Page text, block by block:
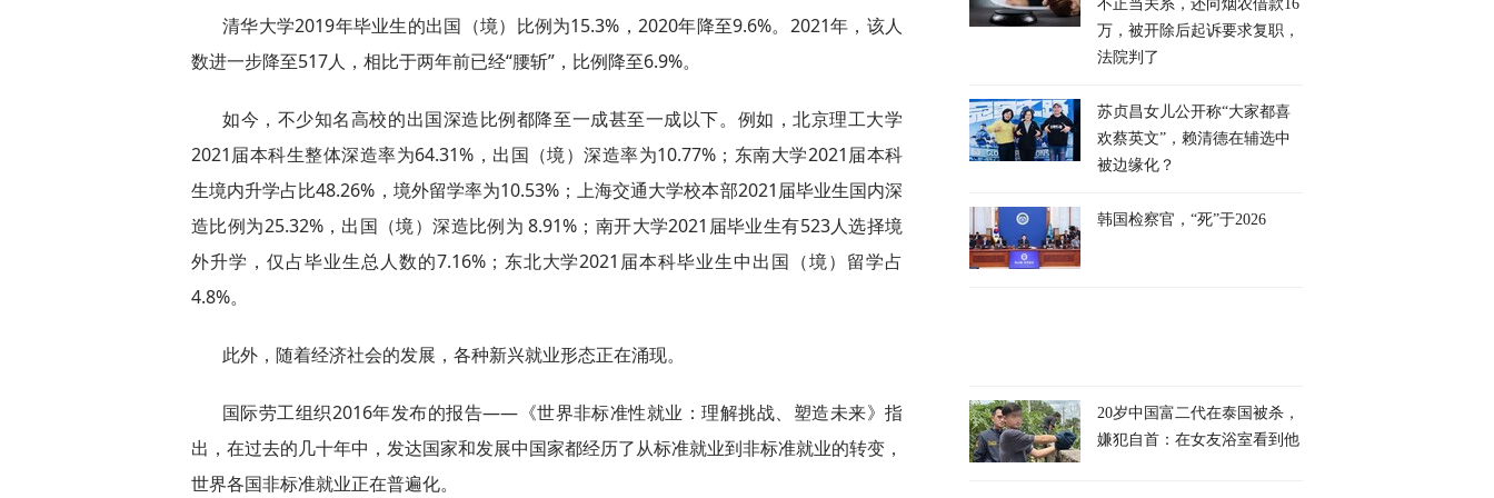
清华大学2019年毕业生的出国（境）比例为15.3%，2020年降至9.6%。2021年，该人
数进一步降至517人，相比于两年前已经“腰斩”，比例降至6.9%。
如今，不少知名高校的出国深造比例都降至一成甚至一成以下。例如，北京理工大学
2021届本科生整体深造率为64.31%，出国（境）深造率为10.77%；东南大学2021届本科
生境内升学占比48.26%，境外留学率为10.53%；上海交通大学校本部2021届毕业生国内深
造比例为25.32%，出国（境）深造比例为 8.91%；南开大学2021届毕业生有523人选择境
外升学，仅占毕业生总人数的7.16%；东北大学2021届本科毕业生中出国（境）留学占
4.8%。
此外，随着经济社会的发展，各种新兴就业形态正在涌现。
国际劳工组织2016年发布的报告——《世界非标准性就业：理解挑战、塑造未来》指
出，在过去的几十年中，发达国家和发展中国家都经历了从标准就业到非标准就业的转变，
世界各国非标准就业正在普遍化。
不正当关系，还向烟农借款16
万，被开除后起诉要求复职，
法院判了
苏贞昌女儿公开称“大家都喜
欢蔡英文”，赖清德在辅选中
被边缘化？
韩国检察官，“死”于2026
20岁中国富二代在泰国被杀，
嫌犯自首：在女友浴室看到他